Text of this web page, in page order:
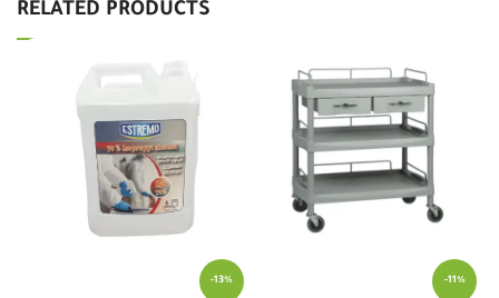
RELATED PRODUCTS
-11%
-13%